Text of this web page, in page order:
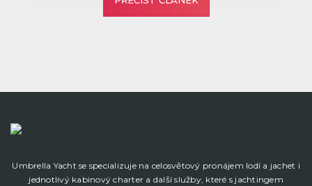
Umbrella Yacht se specializuje na celosvětový pronájem lodí a jachet i
jednotlivý kabinový charter a další služby, které s jachtingem